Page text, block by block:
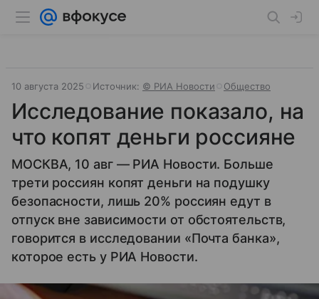
10 августа 2025 Источник: © РИА Новости Общество
Исследование показало, на
что копят деньги россияне
МОСКВА, 10 авг — РИА Новости. Больше
трети россиян копят деньги на подушку
безопасности, лишь 20% россиян едут в
отпуск вне зависимости от обстоятельств,
говорится в исследовании «Почта банка»,
которое есть у РИА Новости.